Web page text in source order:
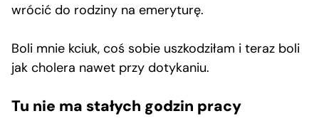
wrócić do rodziny na emeryturę.
Boli mnie kciuk, coś sobie uszkodziłam i teraz boli
jak cholera nawet przy dotykaniu.
Tu nie ma stałych godzin pracy